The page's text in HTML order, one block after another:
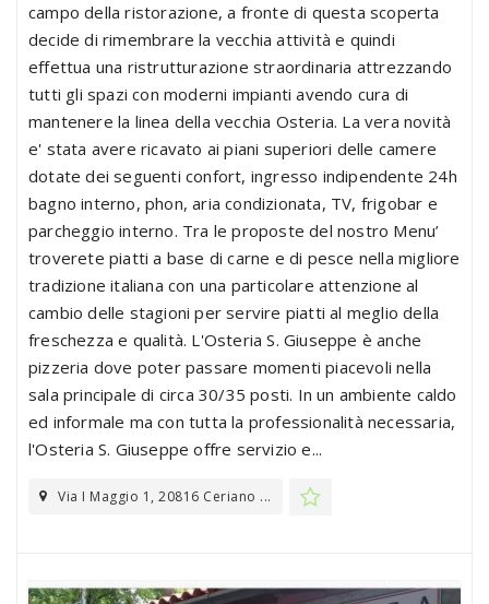
campo della ristorazione, a fronte di questa scoperta
decide di rimembrare la vecchia attività e quindi
effettua una ristrutturazione straordinaria attrezzando
tutti gli spazi con moderni impianti avendo cura di
mantenere la linea della vecchia Osteria. La vera novità
e' stata avere ricavato ai piani superiori delle camere
dotate dei seguenti confort, ingresso indipendente 24h
bagno interno, phon, aria condizionata, TV, frigobar e
parcheggio interno. Tra le proposte del nostro Menu’
troverete piatti a base di carne e di pesce nella migliore
tradizione italiana con una particolare attenzione al
cambio delle stagioni per servire piatti al meglio della
freschezza e qualità. L'Osteria S. Giuseppe è anche
pizzeria dove poter passare momenti piacevoli nella
sala principale di circa 30/35 posti. In un ambiente caldo
ed informale ma con tutta la professionalità necessaria,
l'Osteria S. Giuseppe offre servizio e...
Via I Maggio 1, 20816 Ceriano ...